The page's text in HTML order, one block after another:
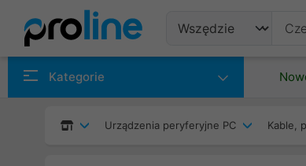
Kategorie
Urządzenia peryferyjne PC Kable,